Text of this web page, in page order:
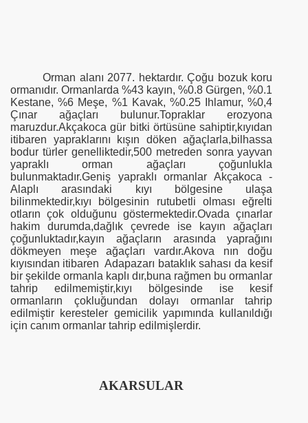
Orman alanı 2077. hektardır. Çoğu bozuk koru
ormanıdır. Ormanlarda %43 kayın, %0.8 Gürgen, %0.1
Kestane, %6 Meşe, %1 Kavak, %0.25 Ihlamur, %0,4
Çınar ağaçları bulunur.Topraklar erozyona
maruzdur.Akçakoca gür bitki örtüsüne sahiptir,kıyıdan
itibaren yapraklarını kışın döken ağaçlarla,bilhassa
bodur türler genelliktedir,500 metreden sonra yayvan
yapraklı orman ağaçları çoğunlukla
bulunmaktadır.Geniş yapraklı ormanlar Akçakoca -
Alaplı arasındaki kıyı bölgesine ulaşa
bilinmektedir,kıyı bölgesinin rutubetli olması eğrelti
otların çok olduğunu göstermektedir.Ovada çınarlar
hakim durumda,dağlık çevrede ise kayın ağaçları
çoğunluktadır,kayın ağaçların arasında yaprağını
dökmeyen meşe ağaçları vardır.Akova nın doğu
kıyısından itibaren Adapazarı bataklık sahası da kesif
bir şekilde ormanla kaplı dır,buna rağmen bu ormanlar
tahrip edilmemiştir,kıyı bölgesinde ise kesif
ormanların çokluğundan dolayı ormanlar tahrip
edilmiştir keresteler gemicilik yapımında kullanıldığı
için canım ormanlar tahrip edilmişlerdir.
AKARSULAR